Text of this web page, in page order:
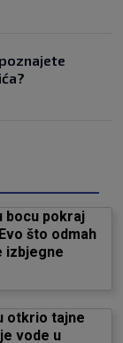
bocu pokraj
što odmah
izbjegne
otkrio tajne
vode u